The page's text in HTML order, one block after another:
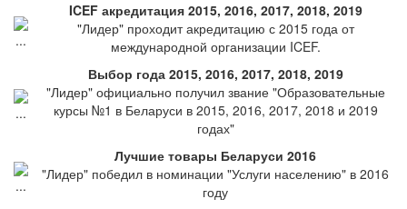
ICEF акредитация 2015, 2016, 2017, 2018, 2019
"Лидер" проходит акредитацию с 2015 года от
международной организации ICEF.
Выбор года 2015, 2016, 2017, 2018, 2019
"Лидер" официально получил звание "Образовательные
курсы №1 в Беларуси в 2015, 2016, 2017, 2018 и 2019
годах"
Лучшие товары Беларуси 2016
"Лидер" победил в номинации "Услуги населению" в 2016
году